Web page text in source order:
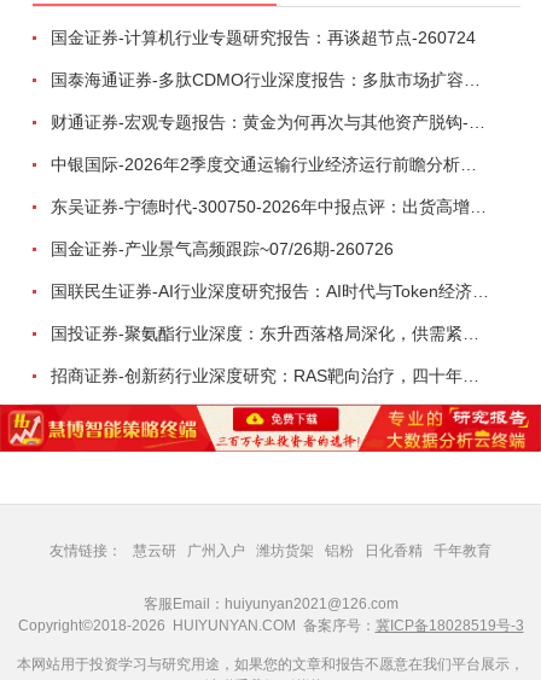
国金证券-计算机行业专题研究报告：再谈超节点-260724
中银国际-2026年2季度交通运输行业经济运行前瞻分析：地缘冲突致航运和航空景气度分化，交通基础设施板块总体呈现稳健特征-260724
东吴证券-宁德时代-300750-2026年中报点评：出货高增业绩稳健，回购彰显龙头信心-260726
国金证券-产业景气高频跟踪~07/26期-260726
国联民生证券-AI行业深度研究报告：AI时代与Token经济，从技术符号到数字石油-260801
招商证券-创新药行业深度研究：RAS靶向治疗，四十年不可成药的终结，与终结之后的治疗格局演化-260805
友情链接： 慧云研 广州入户 潍坊货架 铝粉 日化香精 千年教育
客服Email：huiyunyan2021@126.com
Copyright©2018-2026 HUIYUNYAN.COM 备案序号： 冀ICP备18028519号-3
本网站用于投资学习与研究用途，如果您的文章和报告不愿意在我们平台展示，